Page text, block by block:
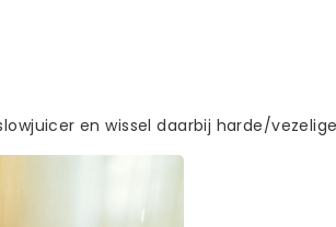
en wissel daarbij harde/